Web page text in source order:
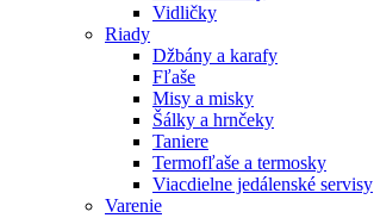
Vidličky
Riady
Džbány a karafy
Fľaše
Misy a misky
Šálky a hrnčeky
Taniere
Termofľaše a termosky
Viacdielne jedálenské servisy
Varenie